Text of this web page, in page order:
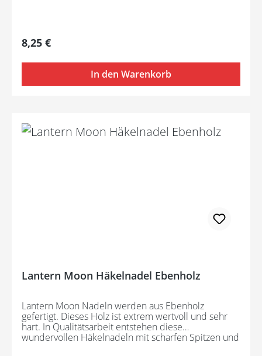
Regulärer Preis:
8,25 €
In den Warenkorb
Lantern Moon Häkelnadel Ebenholz
Lantern Moon Nadeln werden aus Ebenholz
gefertigt. Dieses Holz ist extrem wertvoll und sehr
hart. In Qualitätsarbeit entstehen diese
wundervollen Häkelnadeln mit scharfen Spitzen und